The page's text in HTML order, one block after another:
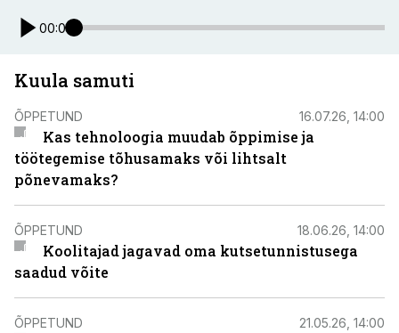
00:00
Kuula samuti
ÕPPETUND 16.07.26, 14:00
Kas tehnoloogia muudab õppimise ja
töötegemise tõhusamaks või lihtsalt
põnevamaks?
ÕPPETUND 18.06.26, 14:00
Koolitajad jagavad oma kutsetunnistusega
saadud võite
ÕPPETUND 21.05.26, 14:00